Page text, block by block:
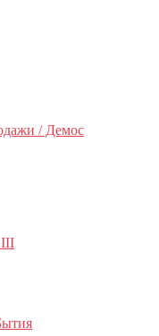
/ Демос
III